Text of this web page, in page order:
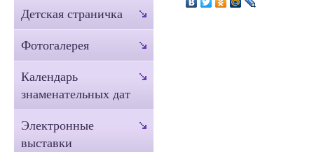
Детская страничка
Фотогалерея
Календарь
знаменательных дат
Электронные
выставки